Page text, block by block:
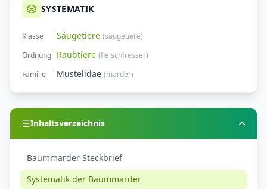
SYSTEMATIK
Klasse Säugetiere (säugetiere)
Ordnung Raubtiere (fleischfresser)
Familie
Mustelidae (marder)
Inhaltsverzeichnis
Baummarder Steckbrief
Systematik der Baummarder